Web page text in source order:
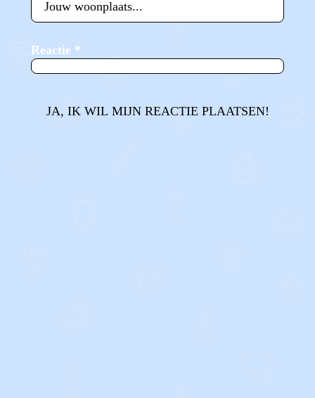
Reactie *
JA, IK WIL MIJN REACTIE PLAATSEN!